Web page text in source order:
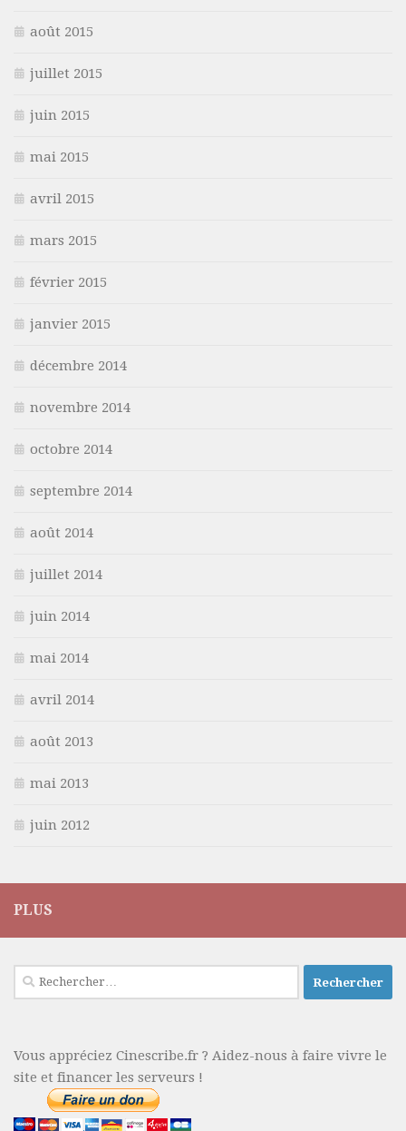
août 2015
juillet 2015
juin 2015
mai 2015
avril 2015
mars 2015
février 2015
janvier 2015
décembre 2014
novembre 2014
octobre 2014
septembre 2014
août 2014
juillet 2014
juin 2014
mai 2014
avril 2014
août 2013
mai 2013
juin 2012
PLUS
Rechercher :
Vous appréciez Cinescribe.fr ? Aidez-nous à faire vivre le
site et financer les serveurs !